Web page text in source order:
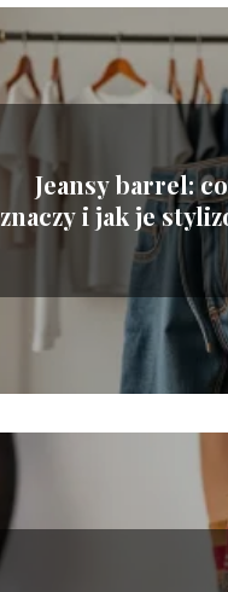
Jeansy barrel:
znaczy i jak je